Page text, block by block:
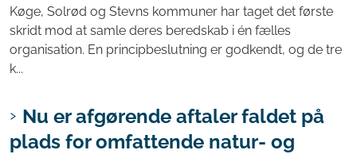
Køge, Solrød og Stevns kommuner har taget det første
skridt mod at samle deres beredskab i én fælles
organisation. En principbeslutning er godkendt, og de tre
k...
Nu er afgørende aftaler faldet på
plads for omfattende natur- og